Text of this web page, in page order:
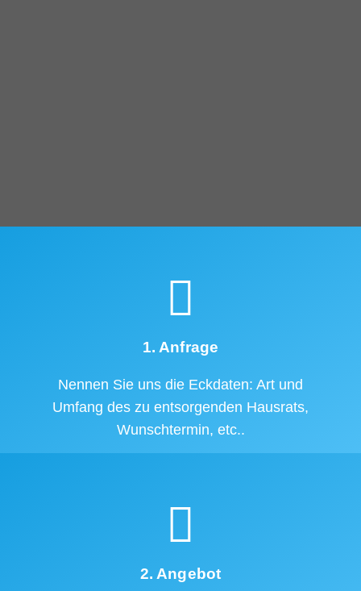
1. Anfrage
Nennen Sie uns die Eckdaten: Art und
Umfang des zu entsorgenden Hausrats,
Wunschtermin, etc..
2. Angebot